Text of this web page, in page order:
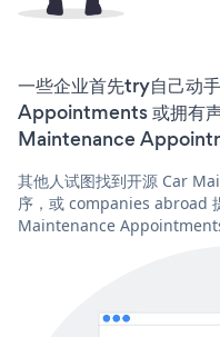
一些企业首先try自己
Appointments 或拥有
Maintenance
其他人试图找到开源 Car
序，或 companies abroad
Maintenance